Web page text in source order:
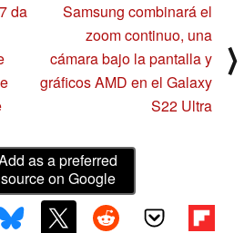
da
Samsung combinará el
zoom continuo, una
cámara bajo la pantalla y
gráficos AMD en el Galaxy
S22 Ultra
⟩
as a preferred
source on Google